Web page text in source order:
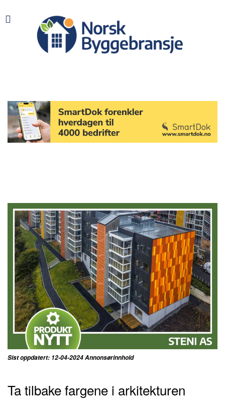
Sist oppdatert: 12-04-2024 Annonsørinnhold
Ta tilbake fargene i arkitekturen